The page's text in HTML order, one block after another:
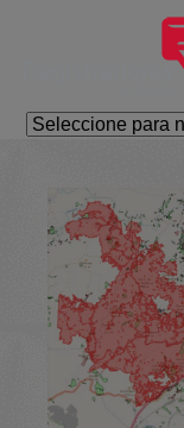
Eduki nagusira joan